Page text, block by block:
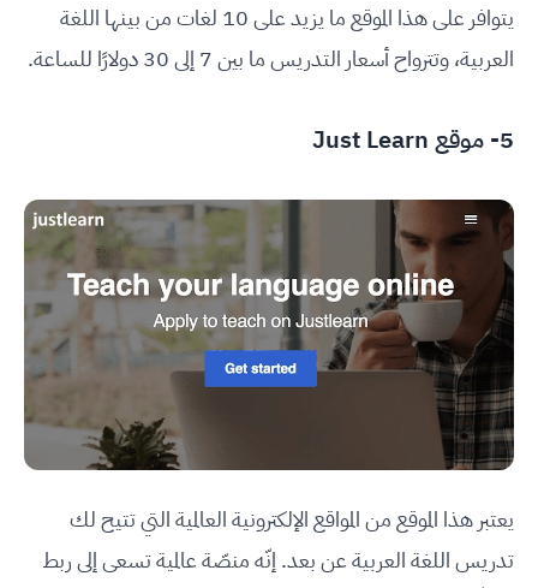
يتوافر على هذا الموقع ما يزيد على 10 لغات من بينها اللغة
العربية، وتترواح أسعار التدريس ما بين 7 إلى 30 دولارًا للساعة.
5- موقع Just Learn
يعتبر هذا الموقع من المواقع الإلكترونية العالمية التي تتيح لك
تدريس اللغة العربية عن بعد. إنّه منصّة عالمية تسعى إلى ربط